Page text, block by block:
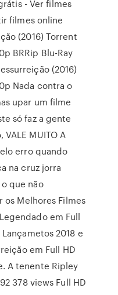
- Ver filmes
filmes online
(2016) Torrent
BRRip Blu-Ray
(2016)
Nada contra o
upar um filme
só faz a gente
MUITO A
erro quando
na cruz jorra
que não
Melhores Filmes
em Full
2018 e
em Full HD
A tenente Ripley
378 views Full HD